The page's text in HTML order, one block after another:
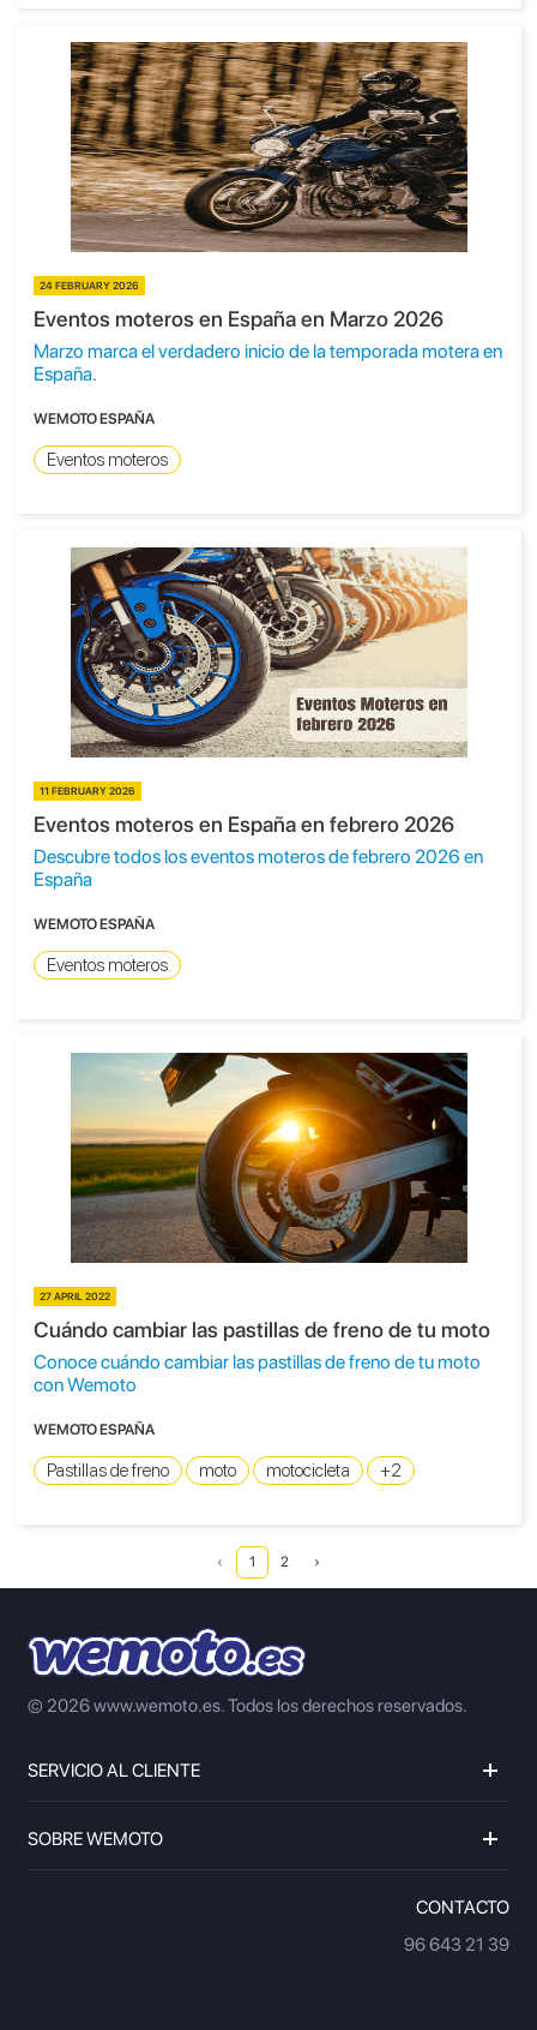
24 FEBRUARY 2026
Eventos moteros en España en Marzo 2026
Marzo marca el verdadero inicio de la temporada motera en
España.
WEMOTO ESPAÑA
Eventos moteros
11 FEBRUARY 2026
Eventos moteros en España en febrero 2026
Descubre todos los eventos moteros de febrero 2026 en
España
WEMOTO ESPAÑA
Eventos moteros
27 APRIL 2022
Cuándo cambiar las pastillas de freno de tu moto
Conoce cuándo cambiar las pastillas de freno de tu moto
con Wemoto
WEMOTO ESPAÑA
Pastillas de freno moto motocicleta +2
‹ 1 2 ›
© 2026 www.wemoto.es.Todos los derechos reservados.
SERVICIO AL CLIENTE
SOBRE WEMOTO
CONTACTO
96 643 21 39